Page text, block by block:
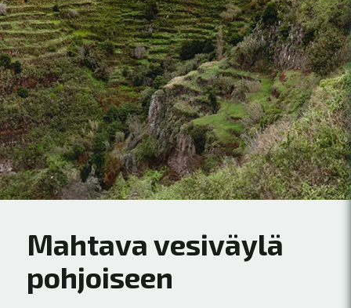
Mahtava vesiväylä
pohjoiseen